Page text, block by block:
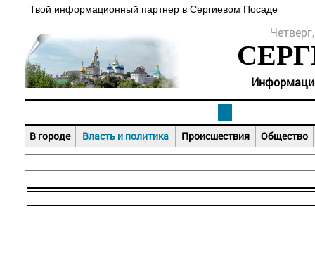
Твой информационный партнер в Сергиевом Посаде
В городе Власть и политика Происшествия Общество